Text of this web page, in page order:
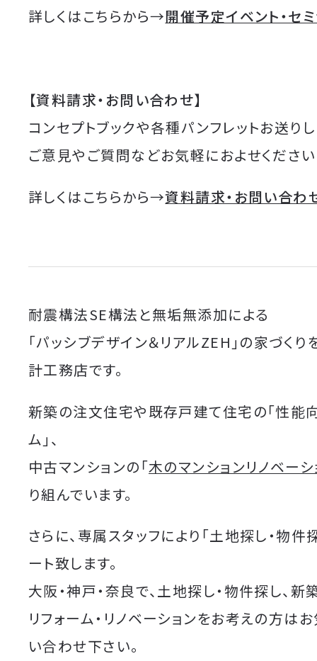
詳しくはこちらから→開催予定イベント・セ
【資料請求・お問い合わせ】
コンセプトブックや各種パンフレットお送りし
ご意見やご質問などお気軽におよせください
詳しくはこちらから→資料請求・お問い合わ
耐震構法SE構法と無垢無添加による
「パッシブデザイン＆リアルZEH」の家づく
計工務店です。
新築の注文住宅や既存戸建て住宅の「性能
ム」、
中古マンションの「木のマンションリノベーシ
り組んでいます。
さらに、専属スタッフにより「土地探し・物件
ート致します。
大阪・神戸・奈良で、土地探し・物件探し、新
リフォーム・リノベーションをお考えの方は
い合わせ下さい。